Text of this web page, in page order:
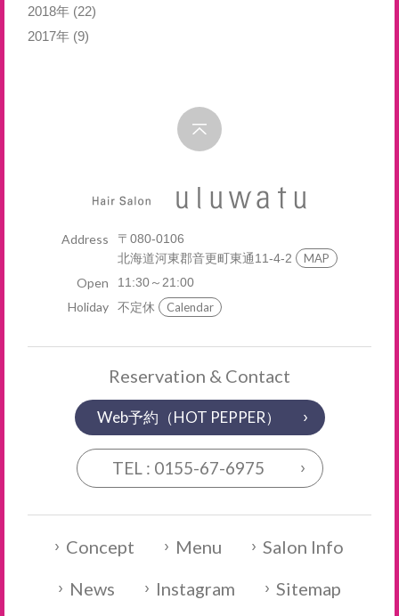
2018年 (22)
2017年 (9)
Address
〒080-0106
北海道河東郡音更町東通11-4-2
MAP
Open 11:30～21:00
Holiday 不定休 Calendar
Reservation & Contact
Web予約（HOT PEPPER）
TEL : 0155-67-6975
Concept Menu
Salon Info
News
Instagram Sitemap